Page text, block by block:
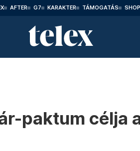
AFTER G7 KARAKTER TÁMOGATÁS SHOP
paktum célja